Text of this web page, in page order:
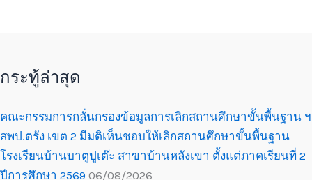
กระทู้ล่าสุด
คณะกรรมการกลั่นกรองข้อมูลการเลิกสถานศึกษาขั้นพื้นฐาน ฯ
สพป.ตรัง เขต 2 มีมติเห็นชอบให้เลิกสถานศึกษาขั้นพื้นฐาน
โรงเรียนบ้านบาตูปูเต๊ะ สาขาบ้านหลังเขา ตั้งแต่ภาคเรียนที่ 2
ปีการศึกษา 2569 06/08/2026